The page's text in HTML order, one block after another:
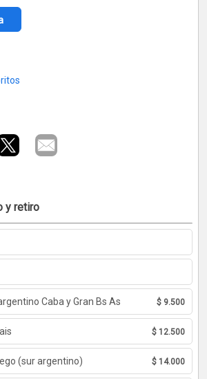
y retiro
Caba y Gran Bs As $ 9.500
$ 12.500
(sur argentino) $ 14.000